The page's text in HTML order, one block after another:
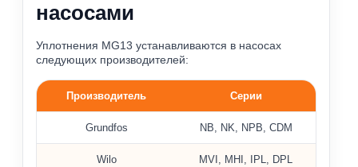
насосами
Уплотнения MG13 устанавливаются в насосах
следующих производителей:
Производитель Серии
Grundfos NB, NK, NPB, CDM
Wilo MVI, MHI, IPL, DPL